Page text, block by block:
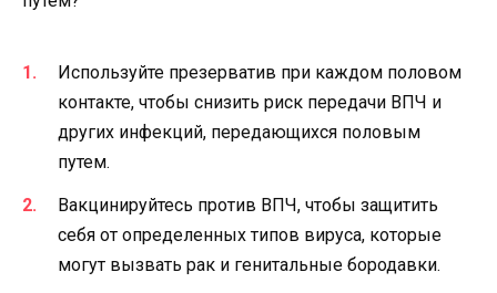
Используйте презерватив при каждом половом
контакте, чтобы снизить риск передачи ВПЧ и
других инфекций, передающихся половым
путем.
Вакцинируйтесь против ВПЧ, чтобы защитить
себя от определенных типов вируса, которые
могут вызвать рак и генитальные бородавки.